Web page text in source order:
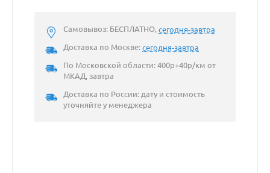
Самовывоз: БЕСПЛАТНО,сегодня-завтра
Доставка по Москве:сегодня-завтра
По Московской области: 400р+40р/км от
МКАД, завтра
Доставка по России: дату и стоимость
уточняйте у менеджера